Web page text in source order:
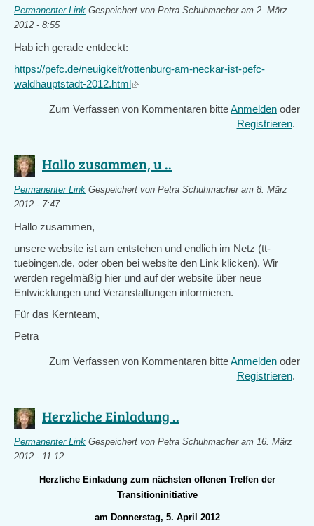
Permanenter Link Gespeichert von Petra Schuhmacheram 2. März
2012 - 8:55
Hab ich gerade entdeckt:
https://pefc.de/neuigkeit/rottenburg-am-neckar-ist-pefc-
waldhauptstadt-2012.html(link
external)
Zum Verfassen von Kommentaren bitteAnmelden oder
Registrieren.
Hallo zusammen, u ..
Permanenter Link Gespeichert von Petra Schuhmacheram 8. März
2012 - 7:47
Hallo zusammen,
unsere website ist am entstehen und endlich im Netz (tt-
tuebingen.de, oder oben bei website den Link klicken). Wir
werden regelmäßig hier und auf der website über neue
Entwicklungen und Veranstaltungen informieren.
Für das Kernteam,
Petra
Zum Verfassen von Kommentaren bitteAnmelden oder
Registrieren.
Herzliche Einladung ..
Permanenter Link Gespeichert von Petra Schuhmacheram 16. März
2012 - 11:12
Herzliche Einladung zum nächsten offenen Treffen der
Transitioninitiative
am Donnerstag, 5. April 2012